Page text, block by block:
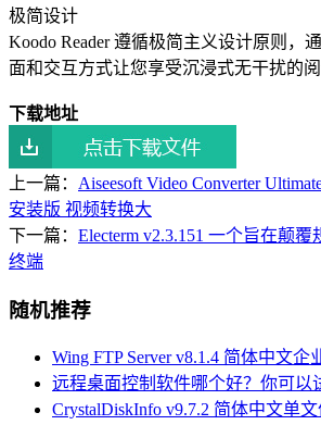
极简设计
Koodo Reader 遵循极简主义设计原则，
面和交互方式让您享受沉浸式无干扰的阅
下载地址
上一篇： Aiseesoft Video Converter
安装版 视频转换大
下一篇： Electerm v2.3.151 一个旨在颠
终端
随机推荐
Wing FTP Server v8.1.4 简体中文企
远程桌面控制软件哪个好？你可以
CrystalDiskInfo v9.7.2 简体中文单